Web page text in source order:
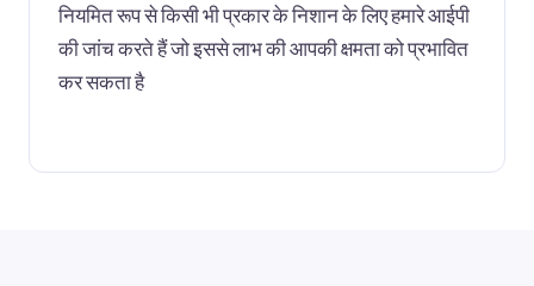
नियमित रूप से किसी भी प्रकार के निशान के लिए हमारे आईपी
की जांच करते हैं जो इससे लाभ की आपकी क्षमता को प्रभावित
कर सकता है